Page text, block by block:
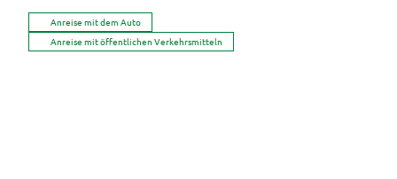
Anreise mit dem Auto
Anreise mit öffentlichen Verkehrsmitteln